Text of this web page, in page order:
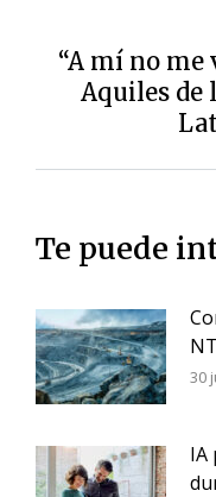
“A mí no me
Aquiles de
Te puede
30
IA